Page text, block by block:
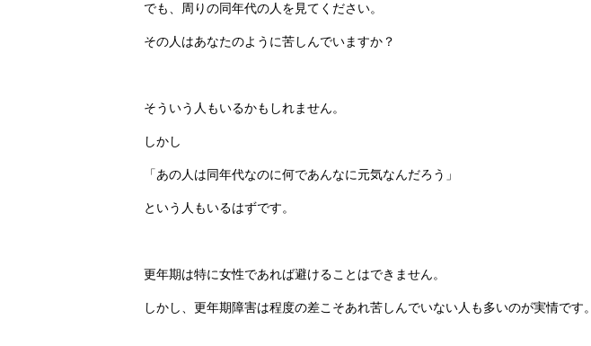
でも、周りの同年代の人を見てください。
その人はあなたのように苦しんでいますか？
そういう人もいるかもしれません。
しかし
「あの人は同年代なのに何であんなに元気なんだろう」
という人もいるはずです。
更年期は特に女性であれば避けることはできません。
しかし、更年期障害は程度の差こそあれ苦しんでいない人も多いのが実情です。